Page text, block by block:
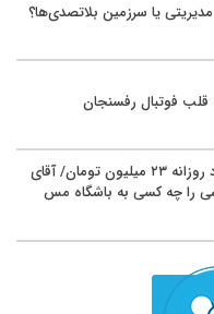
یا سرزمین بلاتصدی‌ها؟
قلب فوتبال رفسنجان
مدیر غیربومی با دستمزد روزانه ۲۳ میلیون تومان/ آقای
را چه کسی به باشگاه مس